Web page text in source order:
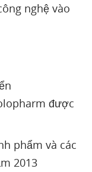
nghệ vào
được
phẩm và các
2013